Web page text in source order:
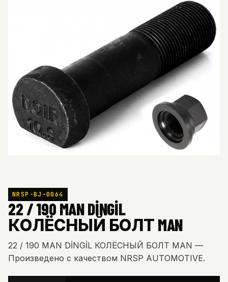
NRSP-BJ-0064
22 / 190 MAN DİNGİL
КОЛЁСНЫЙ БОЛТ MAN
22 / 190 MAN DİNGİL КОЛЁСНЫЙ БОЛТ MAN —
Произведено с качеством NRSP AUTOMOTIVE.